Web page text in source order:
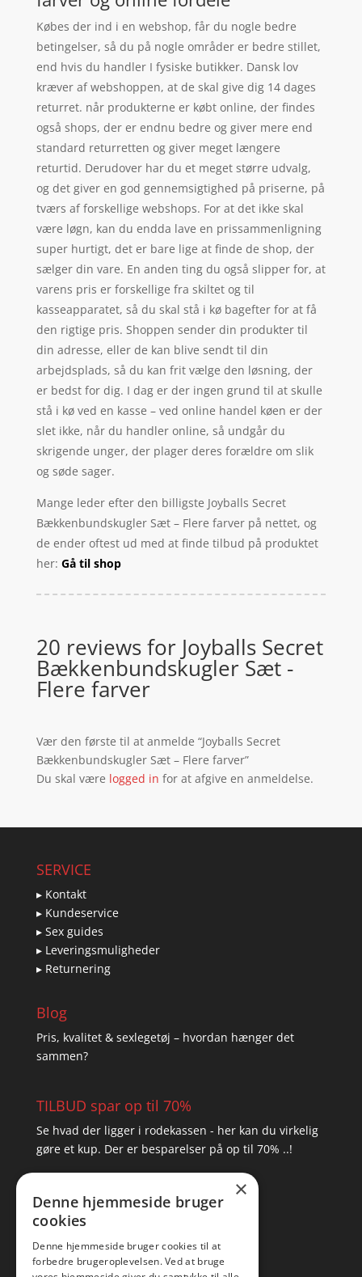
Købes der ind i en webshop, får du nogle bedre
betingelser, så du på nogle områder er bedre stillet,
end hvis du handler I fysiske butikker. Dansk lov
kræver af webshoppen, at de skal give dig 14 dages
returret. når produkterne er købt online, der findes
også shops, der er endnu bedre og giver mere end
standard returretten og giver meget længere
returtid. Derudover har du et meget større udvalg,
og det giver en god gennemsigtighed på priserne, på
tværs af forskellige webshops. For at det ikke skal
være løgn, kan du endda lave en prissammenligning
super hurtigt, det er bare lige at finde de shop, der
sælger din vare. En anden ting du også slipper for, at
varens pris er forskellige fra skiltet og til
kasseapparatet, så du skal stå i kø bagefter for at få
den rigtige pris. Shoppen sender din produkter til
din adresse, eller de kan blive sendt til din
arbejdsplads, så du kan frit vælge den løsning, der
er bedst for dig. I dag er der ingen grund til at skulle
stå i kø ved en kasse – ved online handel køen er der
slet ikke, når du handler online, så undgår du
skrigende unger, der plager deres forældre om slik
og søde sager.
Mange leder efter den billigste Joyballs Secret
Bækkenbundskugler Sæt – Flere farver på nettet, og
de ender oftest ud med at finde tilbud på produktet
her: Gå til shop
20 reviews for Joyballs Secret
Bækkenbundskugler Sæt -
Flere farver
Vær den første til at anmelde “Joyballs Secret
Bækkenbundskugler Sæt – Flere farver”
Du skal være logged in for at afgive en anmeldelse.
SERVICE
▸ Kontakt
▸ Kundeservice
▸ Sex guides
▸ Leveringsmuligheder
▸ Returnering
Blog
Pris, kvalitet & sexlegetøj – hvordan hænger det
sammen?
TILBUD spar op til 70%
Se hvad der ligger i rodekassen - her kan du virkelig
gøre et kup. Der er besparelser på op til 70% ..!
Tlf: 7876 8672
×
Denne hjemmeside bruger
cookies
Denne hjemmeside bruger cookies til at
forbedre brugeroplevelsen. Ved at bruge